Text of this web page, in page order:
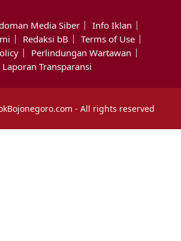
Media Siber
Info Iklan
Redaksi bB
Terms of Use
Perlindungan Wartawan
Laporan Transparansi
- All rights reserved